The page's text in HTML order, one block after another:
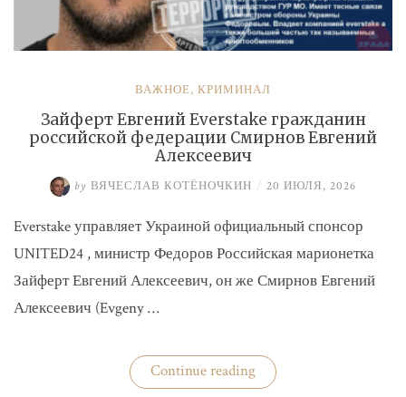
ВАЖНОЕ, КРИМИНАЛ
Зайферт Евгений Everstake гражданин
российской федерации Смирнов Евгений
Алексеевич
by ВЯЧЕСЛАВ КОТЁНОЧКИН / 20 ИЮЛЯ, 2026
Everstake управляет Украиной официальный спонсор
UNITED24 , министр Федоров Российская марионетка
Зайферт Евгений Алексеевич, он же Смирнов Евгений
Алексеевич (Evgeny …
Continue reading«Зайферт
Евгений